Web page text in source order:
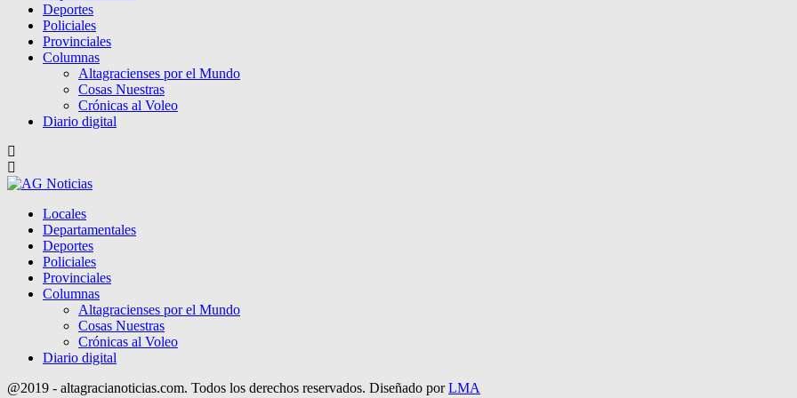
Deportes
Policiales
Provinciales
Columnas
Altagracienses por el Mundo
Cosas Nuestras
Crónicas al Voleo
Diario digital
Locales
Departamentales
Deportes
Policiales
Provinciales
Columnas
Altagracienses por el Mundo
Cosas Nuestras
Crónicas al Voleo
Diario digital
@2019 - altagracianoticias.com. Todos los derechos reservados. Diseñado porLMA